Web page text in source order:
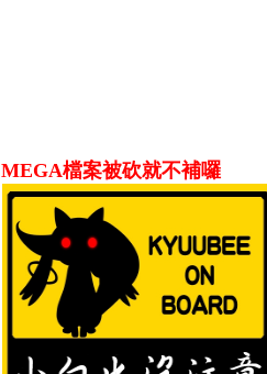
MEGA檔案被砍就不補囉